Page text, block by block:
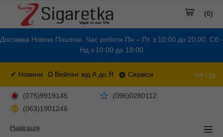
Доставка Новою Поштою. Час роботи Пн – Пт. з 10:00 до 20:00. Сб -
Нд з 10:00 до 18:00
✔ Новини Ω Вейпінг від А до Я Сервіси ua | ru
(0)
(075)9919145
(096)0280112
(063)1901246
Навігація